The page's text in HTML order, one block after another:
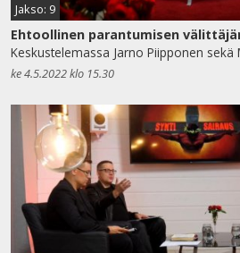
Jakso: 9
Ehtoollinen parantumisen
Keskustelemassa Jarno Piipponen sekä
ke 4.5.2022 klo 15.30